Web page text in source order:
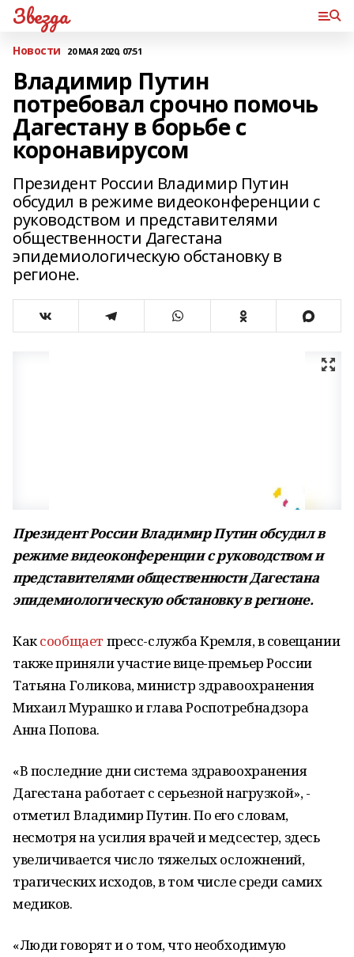
Звезда
Новости 20 МАЯ 2020, 07:51
Владимир Путин
потребовал срочно помочь
Дагестану в борьбе с
коронавирусом
Президент России Владимир Путин
обсудил в режиме видеоконференции с
руководством и представителями
общественности Дагестана
эпидемиологическую обстановку в
регионе.
Президент России Владимир Путин обсудил в
режиме видеоконференции с руководством и
представителями общественности Дагестана
эпидемиологическую обстановку в регионе.
Каксообщает пресс-служба Кремля, в совещании
также приняли участие вице-премьер России
Татьяна Голикова, министр здравоохранения
Михаил Мурашко и глава Роспотребнадзора
Анна Попова.
«В последние дни система здравоохранения
Дагестана работает с серьезной нагрузкой», -
отметил Владимир Путин. По его словам,
несмотря на усилия врачей и медсестер, здесь
увеличивается число тяжелых осложнений,
трагических исходов, в том числе среди самих
медиков.
«Люди говорят и о том, что необходимую